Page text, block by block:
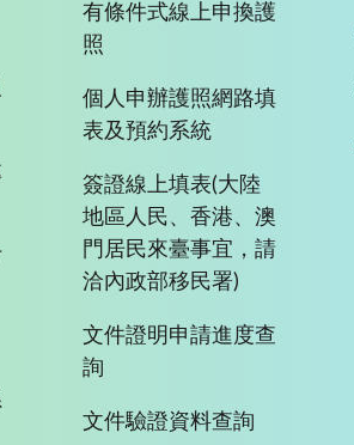
有條件式線上申換護
照
個人申辦護照網路填
表及預約系統
簽證線上填表(大陸
地區人民、香港、澳
門居民來臺事宜，請
洽內政部移民署)
文件證明申請進度查
詢
文件驗證資料查詢